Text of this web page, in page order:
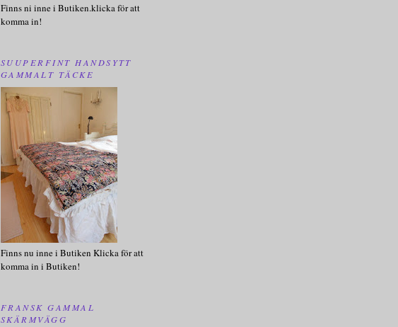
Finns ni inne i Butiken.klicka för att
komma in!
SUUPERFINT HANDSYTT
GAMMALT TÄCKE
Finns nu inne i Butiken Klicka för att
komma in i Butiken!
FRANSK GAMMAL
SKÄRMVÄGG